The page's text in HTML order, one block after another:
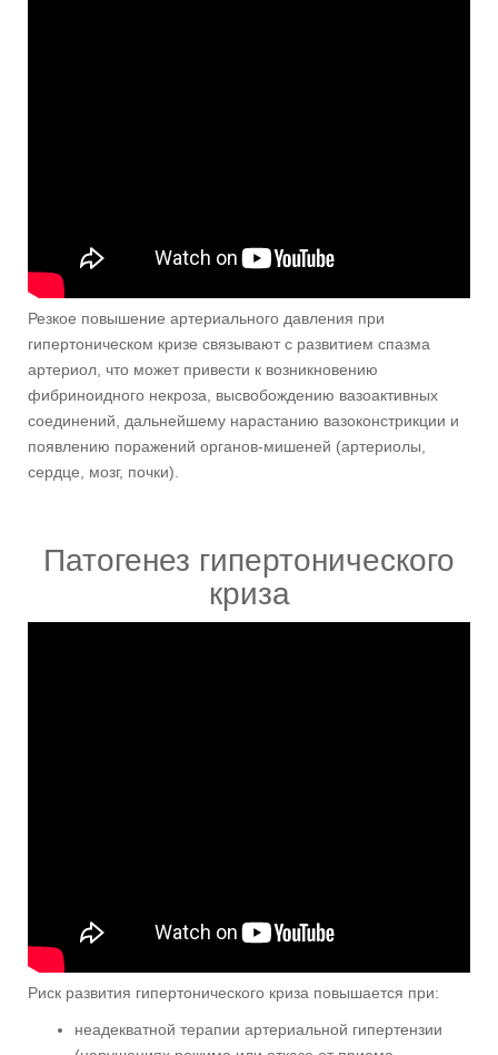
Резкое повышение артериального давления при
гипертоническом кризе связывают с развитием спазма
артериол, что может привести к возникновению
фибриноидного некроза, высвобождению вазоактивных
соединений, дальнейшему нарастанию вазоконстрикции и
появлению поражений органов-мишеней (артериолы,
сердце, мозг, почки).
Патогенез гипертонического
криза
Риск развития гипертонического криза повышается при:
неадекватной терапии артериальной гипертензии